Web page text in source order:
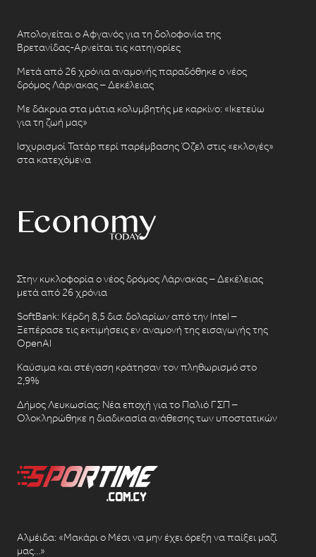
Απολογείται ο Αφγανός για τη δολοφονία της
Βρετανίδας-Αρνείται τις κατηγορίες
Μετά από 26 χρόνια αναμονής παραδόθηκε ο νέος
δρόμος Λάρνακας – Δεκέλειας
Με δάκρυα στα μάτια κολυμβητής με καρκίνο: «Ικετεύω
για τη ζωή μας»
Ισχυρισμοί Τατάρ περί παρέμβασης Όζελ στις «εκλογές»
στα κατεχόμενα
Στην κυκλοφορία ο νέος δρόμος Λάρνακας – Δεκέλειας
μετά από 26 χρόνια
SoftBank: Κέρδη 8,5 δισ. δολαρίων από την Intel –
Ξεπέρασε τις εκτιμήσεις εν αναμονή της εισαγωγής της
OpenAI
Καύσιμα και στέγαση κράτησαν τον πληθωρισμό στο
2,9%
Δήμος Λευκωσίας: Νέα εποχή για το Παλιό ΓΣΠ –
Ολοκληρώθηκε η διαδικασία ανάθεσης των υποστατικών
Αλμέιδα: «Μακάρι ο Μέσι να μην έχει όρεξη να παίξει μαζί
μας…»